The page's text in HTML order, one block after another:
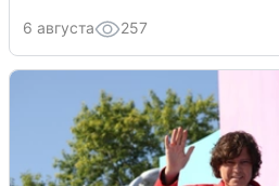
6 августа 257